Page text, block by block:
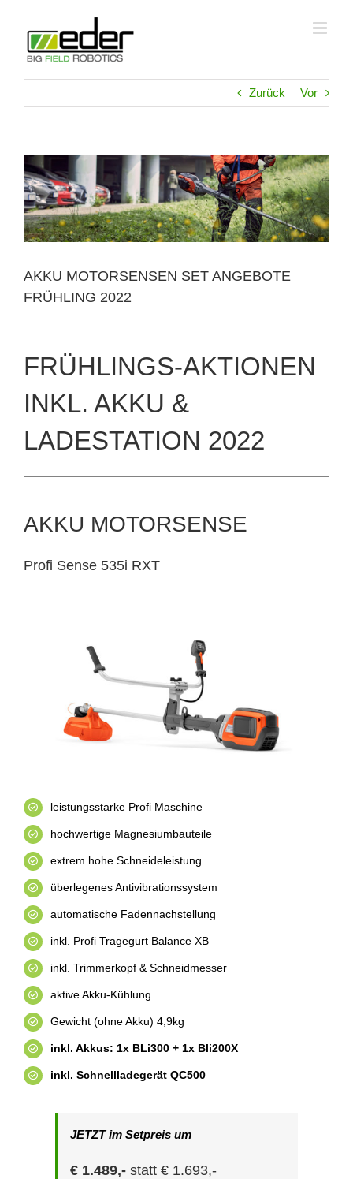
springen
Zurück Vor
Zeige
grösseres
Bild
AKKU MOTORSENSEN SET ANGEBOTE
FRÜHLING 2022
FRÜHLINGS-AKTIONEN
INKL. AKKU &
LADESTATION 2022
AKKU MOTORSENSE
Profi Sense 535i RXT
leistungsstarke Profi Maschine
hochwertige Magnesiumbauteile
extrem hohe Schneideleistung
überlegenes Antivibrationssystem
automatische Fadennachstellung
inkl. Profi Tragegurt Balance XB
inkl. Trimmerkopf & Schneidmesser
aktive Akku-Kühlung
Gewicht (ohne Akku) 4,9kg
inkl. Akkus: 1x BLi300 + 1x Bli200X
inkl. Schnellladegerät QC500
JETZT im Setpreis um
€ 1.489,- statt € 1.693,-